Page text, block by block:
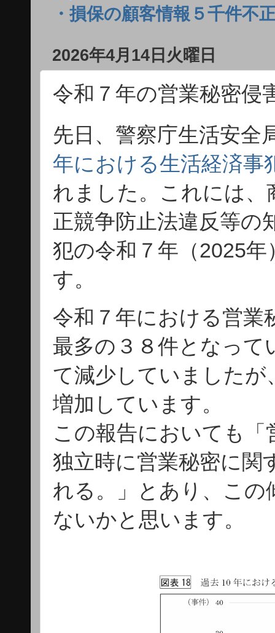
・損保の顧客情報５千件不
2026年4月14日火曜日
令和７年の営業秘密侵
先日、警察庁生活安全
年における生活経済事
れました。
これには、
正競争防止法違反等の
犯の令和７年（2025
す。
令和７年における営業
最多の３８件となって
て減少していましたが
増加しています。
この報告においても「
独立時に営業秘密に関
れる。」とあり、こ
ないかと思います。